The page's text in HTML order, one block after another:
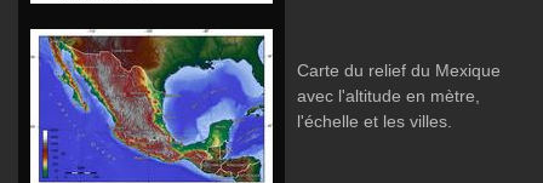
Carte du relief du Mexique
avec l'altitude en mètre,
l'échelle et les villes.